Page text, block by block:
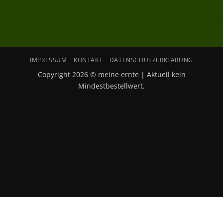
IMPRESSUM KONTAKT DATENSCHUTZERKLÄRUNG
Copyright 2026 © meine ernte | Aktuell kein
Mindestbestellwert.